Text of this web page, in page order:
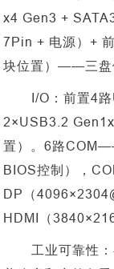
x4 Gen3 +
7Pin + 电源）+
块位置）——三盘
I/O：前置4
2×USB3.2
置）。6路
BIOS控制），
DP（
HDMI（
工业可靠性：